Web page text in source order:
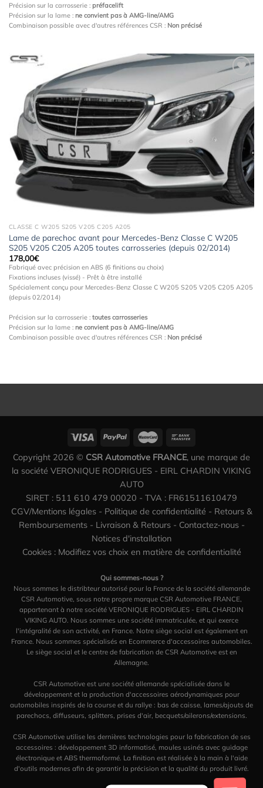
Précision sur la carrosserie : préfacelift
Précision sur la lame : ne convient pas à AMG-line/AMG
Combinaison possible avec d'autres références CSR : Non précisé
Ajouter
à la
wishlist
CLASSE C W205 S205 V205 C205 A205
Lame de parechoc avant pour Mercedes-Benz Classe C W205
S205 V205 C205 A205 toutes carrosseries (depuis 02/2014)
178,00€
Fabriqué avec précision en ABS (6 finitions au choix)
Fixations incluses (vissé) - Prêt à être installé
Spécialement conçu pour Mercedes-Benz Classe C W205 S205 V205 C205 A205
(depuis 02/2014)
Précision sur la carrosserie : toutes carrosseries
Précision sur la lame : ne convient pas à AMG-line/AMG
Combinaison possible avec d'autres références CSR : Non précisé
Copyright 2026 © CSR Automotive FRANCE, une marque de
la société VERONIQUE RODRIGUES - EIRL CHARDIN VIKING
AUTO
SIRET : 511 610 479 00020 - TVA : FR61511610479
CGV/Mentions légales- Politique de confidentialité - Retours &
Remboursements- Livraison & Retours- Contactez-nous-
Notices d'installation
Cookies : Modifiez vos choix en matière de confidentialité
Qui sommes-nous ?
Nous sommes le distribteur autorisé pour la France de la société allemande
CSR Automotive, sous notre propre marque CSR Automotive FRANCE,
appartenant à notre société VERONIQUE RODRIGUES - EIRL CHARDIN
VIKING AUTO. Nous sommes une société immatriculée, et qui exerce
l'intégralité de son activité, en France. Notre siège social est également en
France. Nous sommes spécialisés en Ecommerce d'accessoires automobiles.
Le siège social et le centre de fabrication de CSR Automotive est en
Allemagne.
CSR Automotive est une société allemande spécialisée dans le
développement et la production d'accessoires aérodynamiques pour
automobiles inspirés de la course et du rallye : bas de caisse, lames/ajouts de
parechocs, diffuseurs, splitters, prises d'air, becquets/ailerons/extensions.
CSR Automotive utilise les dernières technologies pour la fabrication de ses
accessoires : développement 3D informatisé, moules usinés avec guidage
électronique et ABS thermoformé. La finition est réalisée à la main à l'aide
d'outils modernes afin de garantir la précision et la qualité du produit livré.